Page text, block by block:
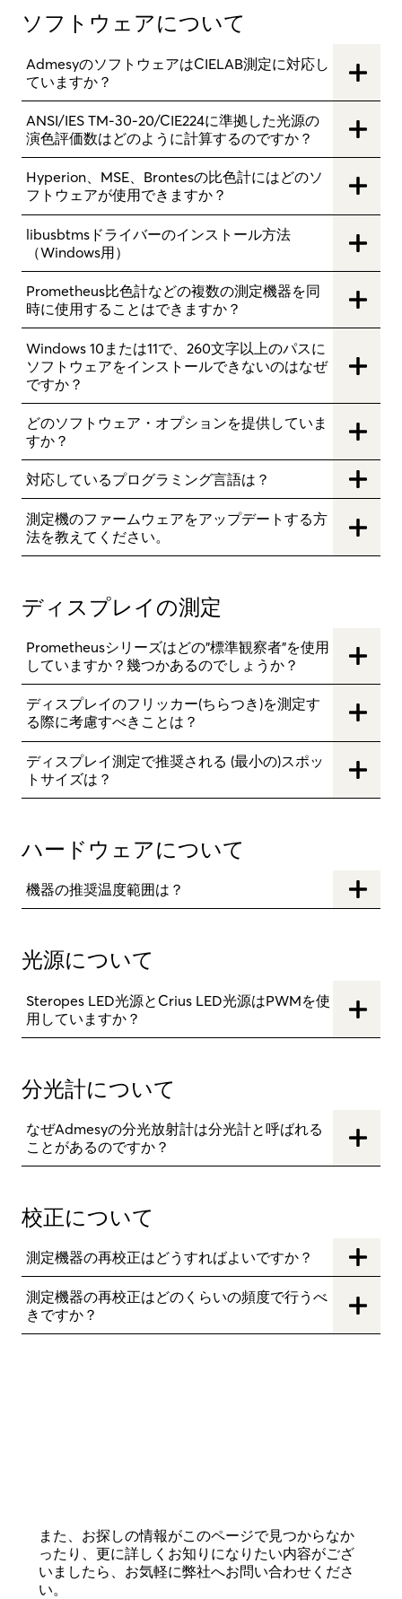
ソフトウェアについて
AdmesyのソフトウェアはCIELAB測定に対応し
ていますか？
ANSI/IES TM-30-20/CIE224に準拠した光源の
演色評価数はどのように計算するのですか？
Hyperion、MSE、Brontesの比色計にはどのソ
フトウェアが使用できますか？
libusbtmsドライバーのインストール方法
（Windows用）
Prometheus比色計などの複数の測定機器を同
時に使用することはできますか？
Windows 10または11で、260文字以上のパスに
ソフトウェアをインストールできないのはなぜ
ですか？
どのソフトウェア・オプションを提供していま
すか？
対応しているプログラミング言語は？
測定機のファームウェアをアップデートする方
法を教えてください。
ディスプレイの測定
Prometheusシリーズはどの"標準観察者"を使用
していますか？幾つかあるのでしょうか？
ディスプレイのフリッカー(ちらつき)を測定す
る際に考慮すべきことは？
ディスプレイ測定で推奨される (最小の)スポッ
トサイズは？
ハードウェアについて
機器の推奨温度範囲は？
光源について
Steropes LED光源とCrius LED光源はPWMを使
用していますか？
分光計について
なぜAdmesyの分光放射計は分光計と呼ばれる
ことがあるのですか？
校正について
測定機器の再校正はどうすればよいですか？
測定機器の再校正はどのくらいの頻度で行うべ
きですか？
また、お探しの情報がこのページで見つからなか
ったり、更に詳しくお知りになりたい内容がござ
いましたら、お気軽に弊社へお問い合わせくださ
い。